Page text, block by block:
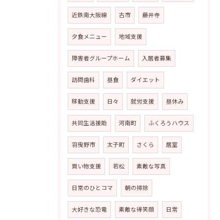
近鉄南大阪線 古市 藤井寺
夕食メニュー 地域支援
障害者グループホーム 入居者募集
訪問歯科 昼食 ダイエット
移動支援 日々 就労支援 昼休み
共同生活援助 河南町 ふくろうハウス
羽曳野市 太子町 さくら 居室
買い物支援 若松 素敵な写真
日常のひとコマ 朝の掃除
大好きな恐竜 素敵な得笑顔 日常